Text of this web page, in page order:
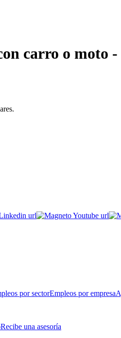
carro o moto
por sectorEmpleos por empresa
Recibe una asesoría